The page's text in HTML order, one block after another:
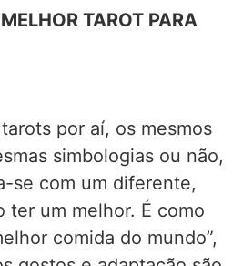
TAROT PARA
por aí, os mesmos
simbologias ou não,
se com um diferente,
ter um melhor. É como
comida do mundo”,